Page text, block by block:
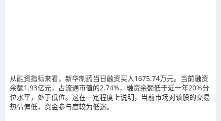
从融资指标来看，新华制药当日融资买入1675.74万元。当前融资
余额1.93亿元，占流通市值的2.74%，融资余额低于近一年20%分
位水平，处于低位。这在一定程度上说明，当前市场对该股的交易
热情偏低，资金参与度较为低迷。